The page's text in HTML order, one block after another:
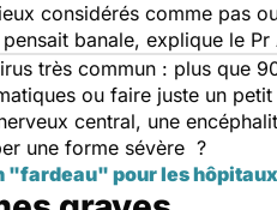
considérés comme pas
banale, explique le Pr
très commun : plus que
ou faire juste un
central, une
une forme sévère ?
"fardeau" pour les hôpitaux